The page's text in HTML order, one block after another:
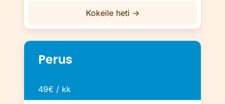
Kokeile heti →
Perus
49€ / kk